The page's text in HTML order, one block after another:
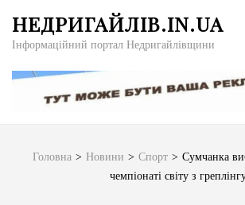
вмісту
Enter)
НЕДРИГАЙЛІВ.IN.UA
Інформаційний портал Недригайлівщини
Головна > Новини > Спорт > Сумчанка
чемпіонаті світу з